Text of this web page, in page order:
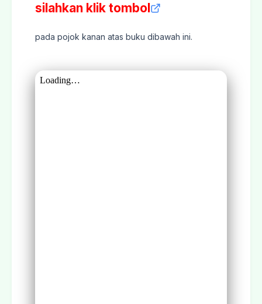
silahkan klik tombol
pada pojok kanan atas buku dibawah ini.